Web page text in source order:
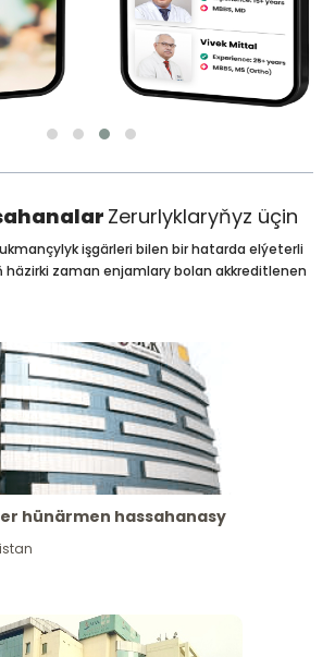
Zerurlyklaryňyz üçin
işgärleri bilen bir hatarda elýeterli
zaman enjamlary bolan akkreditlenen
hünärmen hassahanasy